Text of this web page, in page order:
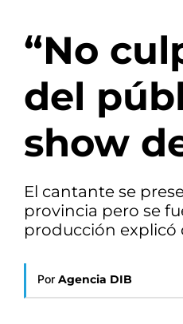
“No
del
show
El cantante se
provincia pero se
producción explicó
Por Agencia DIB